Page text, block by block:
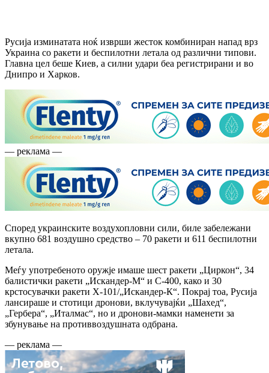
Русија изминатата ноќ изврши жесток комбиниран напад врз
Украина со ракети и беспилотни летала од различни типови.
Главна цел беше Киев, а силни удари беа регистрирани и во
Днипро и Харков.
— реклама —
Според украинските воздухопловни сили, биле забележани
вкупно 681 воздушно средство – 70 ракети и 611 беспилотни
летала.
Меѓу употребеното оружје имаше шест ракети „Циркон“, 34
балистички ракети „Искандер-М“ и С-400, како и 30
крстосувачки ракети Х-101/„Искандер-К“. Покрај тоа, Русија
лансираше и стотици дронови, вклучувајќи „Шахед“,
„Гербера“, „Италмас“, но и дронови-мамки наменети за
збунување на противвоздушната одбрана.
— реклама —